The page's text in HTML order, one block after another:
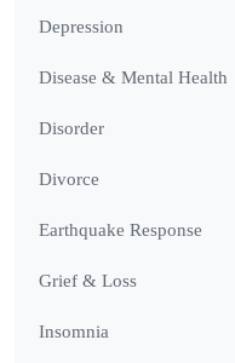
Depression
Disease & Mental Health
Disorder
Divorce
Earthquake Response
Grief & Loss
Insomnia